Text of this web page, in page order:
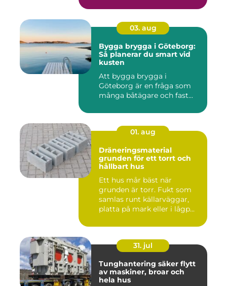
03. aug
Bygga brygga i Göteborg:
Så planerar du smart vid
kusten
Att bygga brygga i
Göteborg är en fråga som
många båtägare och fast...
01. aug
Dräneringsmaterial
grunden för ett torrt och
hållbart hus
Ett hus mår bäst när
grunden är torr. Fukt som
samlas runt källarväggar,
platta på mark eller i lågp...
31. jul
Tunghantering säker flytt
av maskiner, broar och
hela hus